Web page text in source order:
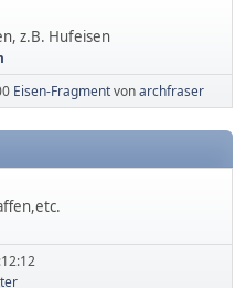
z.B. Hufeisen
Eisen-Fragmentvonarchfraser